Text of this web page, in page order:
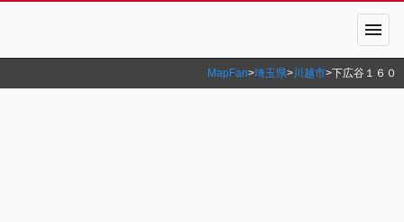
menu
MapFan>埼玉県>川越市>下広谷１６０